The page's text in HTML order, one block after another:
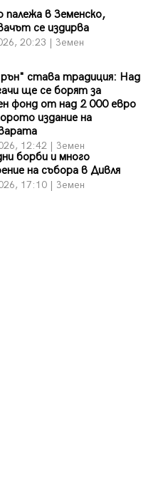
палежа в Земенско,
се издирва
20:23 | Земен
става традиция: Над
ще се борят за
фонд от над 2 000 евро
издание на
12:42 | Земен
борби и много
на събора в Дивля
17:10 | Земен